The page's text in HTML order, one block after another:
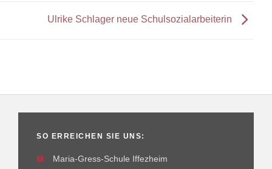
Ulrike Schlager neue Schulsozialarbeiterin
SO ERREICHEN SIE UNS:
🏫
Maria-Gress-Schule Iffezheim